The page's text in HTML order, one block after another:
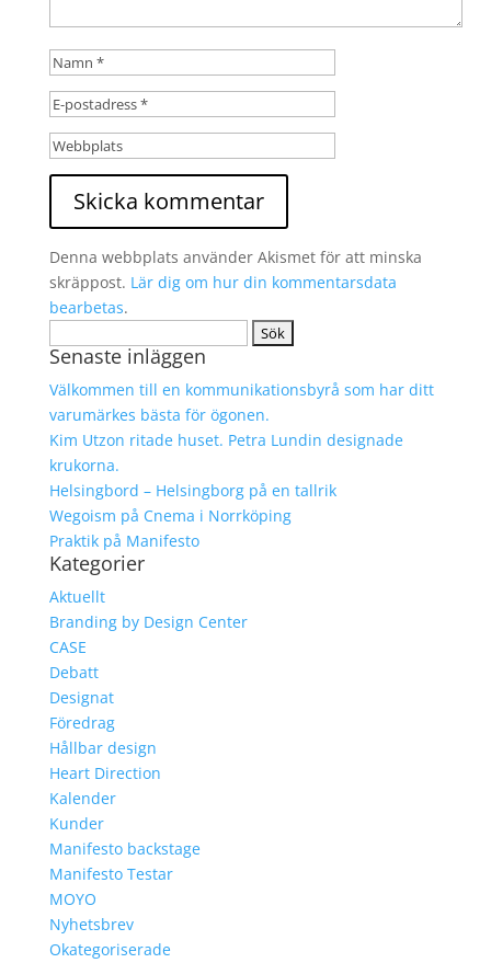
Denna webbplats använder Akismet för att minska
skräppost. Lär dig om hur din kommentarsdata
bearbetas.
efter:
Senaste inläggen
Välkommen till en kommunikationsbyrå som har ditt
varumärkes bästa för ögonen.
Kim Utzon ritade huset. Petra Lundin designade
krukorna.
Helsingbord – Helsingborg på en tallrik
Wegoism på Cnema i Norrköping
Praktik på Manifesto
Kategorier
Aktuellt
Branding by Design Center
CASE
Debatt
Designat
Föredrag
Hållbar design
Heart Direction
Kalender
Kunder
Manifesto backstage
Manifesto Testar
MOYO
Nyhetsbrev
Okategoriserade